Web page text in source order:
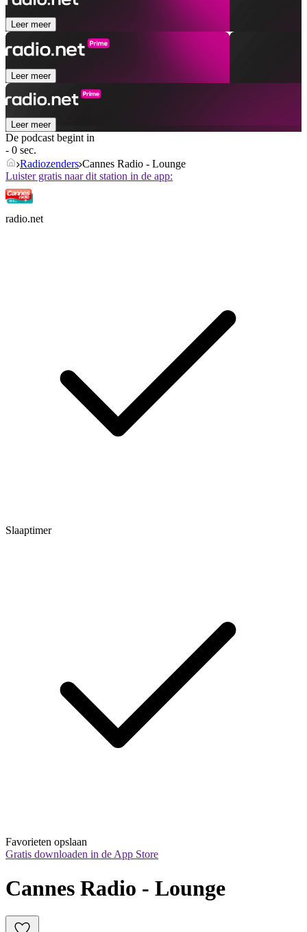
Leer meer
Leer meer
Leer meer
De podcast begint in
- 0 sec.
Radiozenders Cannes Radio - Lounge
Luister gratis naar dit station in de app:
radio.net
Slaaptimer
Favorieten opslaan
Gratis downloaden in de App Store
Cannes Radio - Lounge